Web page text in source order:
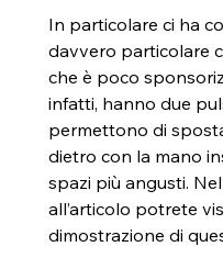
In particolare ci ha
davvero particolare
che è poco
infatti, hanno due
permettono di
dietro con la mano
spazi più angusti.
all’articolo potrete
dimostrazione di